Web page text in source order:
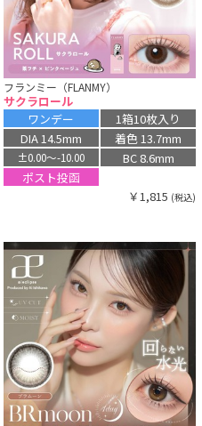
フランミー（FLANMY）
サクラロール
ワンデー
1箱10枚入り
DIA 14.5mm
着色 13.7mm
±0.00〜-10.00
BC 8.6mm
ポスト投函
￥1,815 (税込)